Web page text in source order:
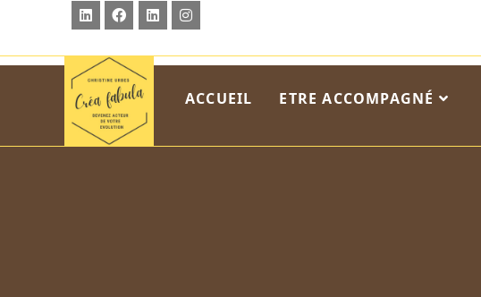
ACCUEIL ETRE ACCOMPAGNÉ